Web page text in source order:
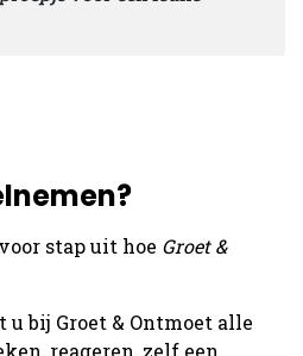
stap uit hoe Groet &
bij Groet & Ontmoet alle
reageren, zelf een